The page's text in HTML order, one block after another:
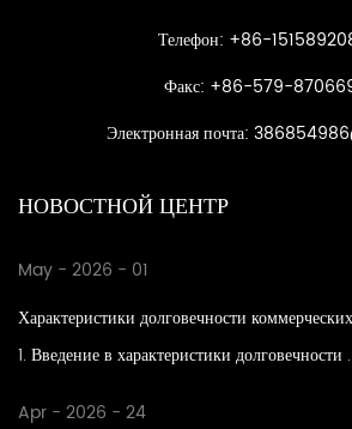
Телефон: +86-
Факс: +86-579-
Электронная почта:
НОВОСТНОЙ ЦЕНТР
May - 2026 - 01
Характеристики долговечности
1. Введение в
Apr - 2026 - 24